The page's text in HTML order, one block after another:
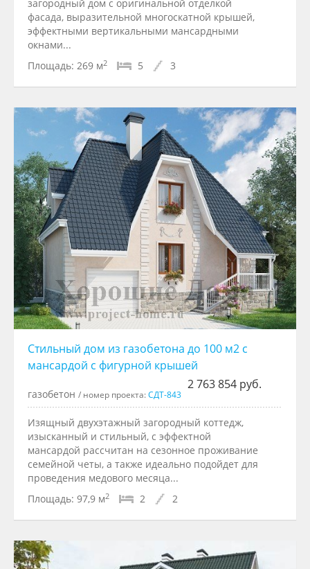
загородный дом с оригинальной отделкой
фасада, выразительной многоскатной крышей,
эффектными вертикальными мансардными
окнами...
Площадь: 269 м2 5 3
Стильный дом из газобетона до 100 м2 с
мансардой с фигурной крышей
2 763 854 руб.
газобетон / номер проекта:СДТ-843
Изящный двухэтажный загородный коттедж,
изысканный и стильный, с эффектной
мансардой рассчитан на сезонное проживание
семейной четы, а также идеально подойдет для
проведения медового месяца...
Площадь: 97,9 м2 2 2